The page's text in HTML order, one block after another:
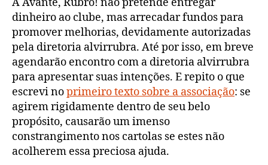
A Avante, Rubro! não pretende entregar
dinheiro ao clube, mas arrecadar fundos para
promover melhorias, devidamente autorizadas
pela diretoria alvirrubra. Até por isso, em breve
agendarão encontro com a diretoria alvirrubra
para apresentar suas intenções. E repito o que
escrevi noprimeiro texto sobre a associação: se
agirem rigidamente dentro de seu belo
propósito, causarão um imenso
constrangimento nos cartolas se estes não
acolherem essa preciosa ajuda.